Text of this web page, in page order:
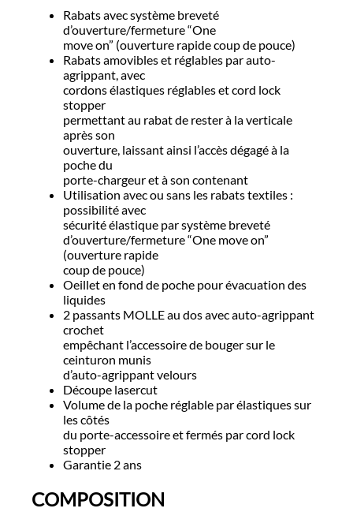
Rabats avec système breveté
d’ouverture/fermeture “One
move on” (ouverture rapide coup de pouce)
Rabats amovibles et réglables par auto-
agrippant, avec
cordons élastiques réglables et cord lock
stopper
permettant au rabat de rester à la verticale
après son
ouverture, laissant ainsi l’accès dégagé à la
poche du
porte-chargeur et à son contenant
Utilisation avec ou sans les rabats textiles :
possibilité avec
sécurité élastique par système breveté
d’ouverture/fermeture “One move on”
(ouverture rapide
coup de pouce)
Oeillet en fond de poche pour évacuation des
liquides
2 passants MOLLE au dos avec auto-agrippant
crochet
empêchant l’accessoire de bouger sur le
ceinturon munis
d’auto-agrippant velours
Découpe lasercut
Volume de la poche réglable par élastiques sur
les côtés
du porte-accessoire et fermés par cord lock
stopper
Garantie 2 ans
COMPOSITION